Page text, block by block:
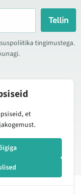
Tellin
tingimustega.
toodete ning
et